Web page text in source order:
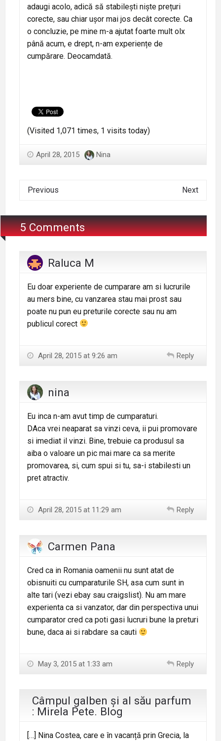
adaugi acolo, adică să stabilești niște prețuri
corecte, sau chiar ușor mai jos decât corecte. Ca
o concluzie, pe mine m-a ajutat foarte mult olx
până acum, e drept, n-am experiențe de
cumpărare. Deocamdată.
(Visited 1,071 times, 1 visits today)
April 28, 2015 Nina
Previous Next
5 Comments
Raluca M
Eu doar experiente de cumparare am si lucrurile
au mers bine, cu vanzarea stau mai prost sau
poate nu pun eu preturile corecte sau nu am
publicul corect
April 28, 2015 at 9:26 am Reply
nina
Eu inca n-am avut timp de cumparaturi.
DAca vrei neaparat sa vinzi ceva, ii pui promovare
si imediat il vinzi. Bine, trebuie ca produsul sa
aiba o valoare un pic mai mare ca sa merite
promovarea, si, cum spui si tu, sa-i stabilesti un
pret atractiv.
April 28, 2015 at 11:29 am Reply
Carmen Pana
Cred ca in Romania oamenii nu sunt atat de
obisnuiti cu cumparaturile SH, asa cum sunt in
alte tari (vezi ebay sau craigslist). Nu am mare
experienta ca si vanzator, dar din perspectiva unui
cumparator cred ca poti gasi lucruri bune la preturi
bune, daca ai si rabdare sa cauti
May 3, 2015 at 1:33 am Reply
Câmpul galben și al său parfum
: Mirela Pete. Blog
[…] Nina Costea, care e în vacanță prin Grecia, la